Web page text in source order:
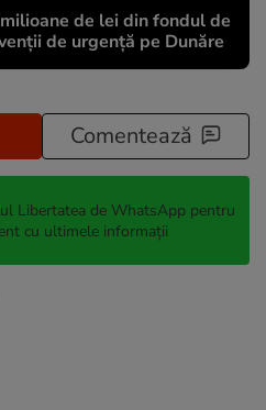
de lei din fondul de
de urgență pe Dunăre
Comentează
Libertatea de WhatsApp pentru
cu ultimele informații